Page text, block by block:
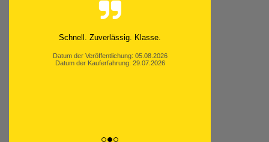
Schnell. Zuverlässig. Klasse.
Datum der Veröffentlichung: 05.08.2026
Datum der Kauferfahrung: 29.07.2026